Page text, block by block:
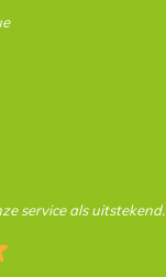
service als uitstekend.